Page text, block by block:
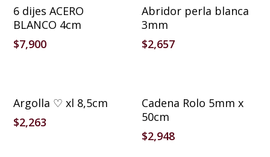
6 dijes ACERO
BLANCO 4cm
$7,900
Añadir Al Carrito
Abridor perla blanca
3mm
$2,657
Añadir Al Carrito
Argolla ♡ xl 8,5cm
$2,263
Añadir Al Carrito
Cadena Rolo 5mm x
50cm
$2,948